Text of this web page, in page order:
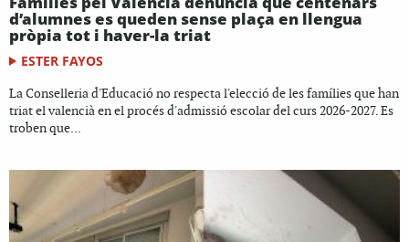
d’alumnes es queden sense plaça en llengua
pròpia tot i haver-la triat
ESTER FAYOS
La Conselleria d'Educació no respecta l'elecció de les famílies que han
triat el valencià en el procés d'admissió escolar del curs 2026-2027. Es
troben que...